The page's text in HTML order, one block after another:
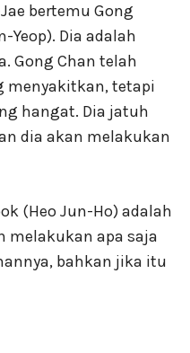
bertemu Gong
Yeop). Dia adalah
Gong Chan telah
menyakitkan, tetapi
hangat. Dia jatuh
dia akan melakukan
(Heo Jun-Ho) adalah
melakukan apa saja
bahkan jika itu